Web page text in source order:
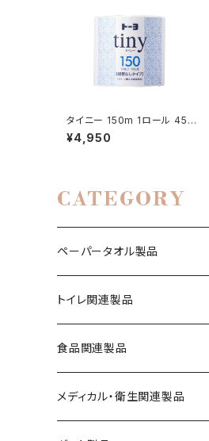
タイニー 150m 1ロール 45入
(233260)
¥4,950
CATEGORY
ペーパータオル製品
レギュラーサイズ（220mmｘ
エコノミーサイズ（220mmｘ
フィンガーサイズ（175mmｘ
トイレ関連製品
紙管あり
シングル
ダ ブ ル（２枚重ね）
紙管なし
食品関連製品
保鮮紙・ミートペーパー
メディカル・衛生関連製品